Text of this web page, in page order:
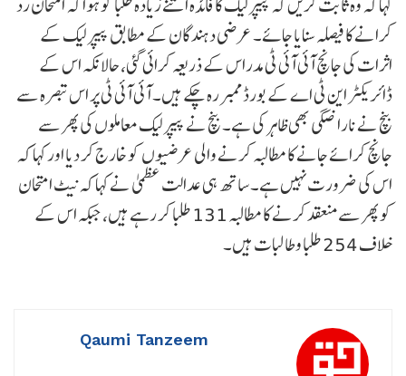
کرانے کا فیصلہ سنایا جائے۔ عرضی دہندگان کے مطابق پیپر لیک کے
اثرات کی جانچ آئی آئی ٹی مدراس کے ذریعہ کرائی گئی، حالانکہ اس کے
ڈائریکٹر این ٹی اے کے بورڈ ممبر رہ چکے ہیں۔ آئی آئی ٹی پر اس تبصرہ سے
بنچ نے ناراضگی بھی ظاہر کی ہے۔ بنچ نے پیپر لیک معاملوں کی پھر سے
جانچ کرائے جانے کا مطالبہ کرنے والی عرضیوں کو خارج کر دیا اور کہا کہ
اس کی ضرورت نہیں ہے۔ ساتھ ہی عدالت عظمیٰ نے کہا کہ نیٹ امتحان
کو پھر سے منعقد کرنے کا مطالبہ 131 طلبا کر رہے ہیں، جبکہ اس کے
خلاف 254 طلبا و طالبات ہیں۔
Qaumi Tanzeem